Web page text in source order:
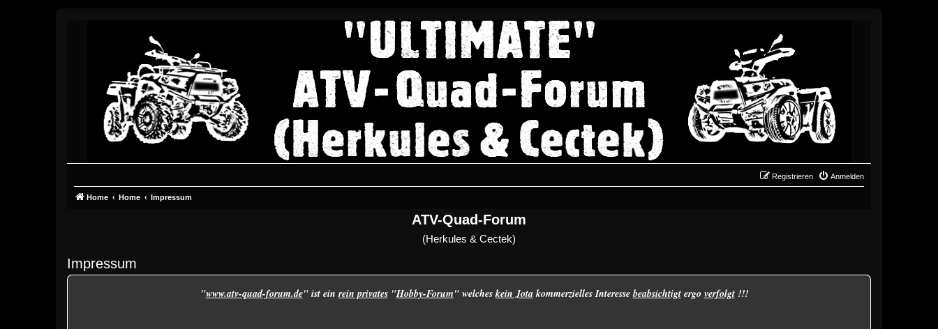
Anmelden
Registrieren
Home Home Impressum
ATV-Quad-Forum
(Herkules & Cectek)
Impressum
"www.atv-quad-forum.de" ist einrein privates"Hobby-Forum" welcheskein Jotakommerzielles Interesse beabsichtigtergo verfolgt!!!